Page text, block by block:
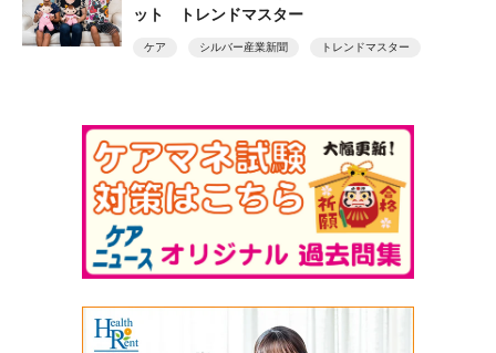
ット トレンドマスター
ケア シルバー産業新聞 トレンドマスター